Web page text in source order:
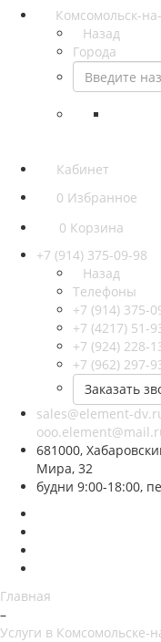
Комсомольск-
Назад
Города
Кабинет
0 Избранное
0 Корзина
+7 (914) 375-09-98
Назад
Телефоны
+7 (914) 375-
+7 (4217) 51-
+7 (924) 228-
+7 (962) 297-
Заказать
sales@element-
681000,
Мира, 32
будни 9:00-18:00,
Главная
–
Услуги в Комсомольске-